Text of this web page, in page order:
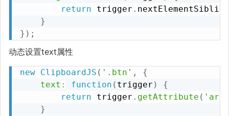
return trigger . nextElementSibling
}
} ) ;
动态设置text属性
new ClipboardJS ( '.btn' ,
{
text : function ( trigger )
{
return trigger . getAttribute (
}